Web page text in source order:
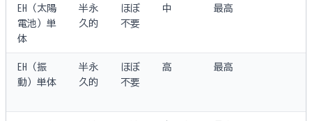
EH（太陽
電池）単
体
半永
久的
ほぼ
不要
中 最高
EH（振
動）単体
半永
久的
ほぼ
不要
高 最高